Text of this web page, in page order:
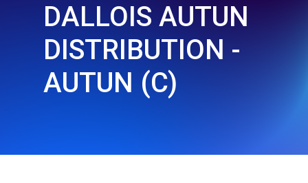
DALLOIS AUTUN
DISTRIBUTION -
AUTUN (C)